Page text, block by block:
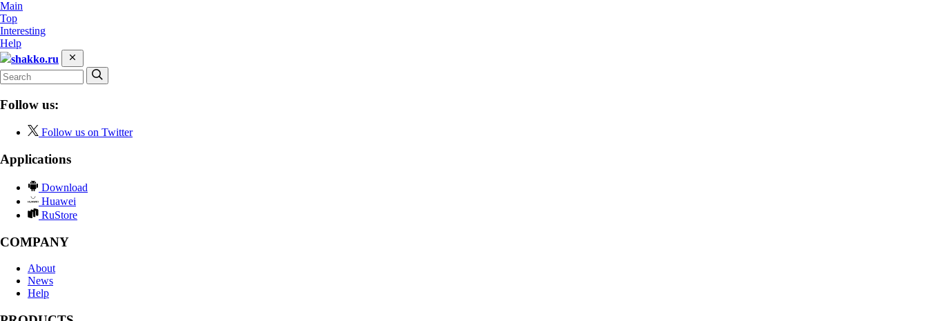
Main
Top
Interesting
Help
shakko.ru
Follow us:
Follow us on Twitter
Applications
Download
Huawei
RuStore
COMPANY
About
News
Help